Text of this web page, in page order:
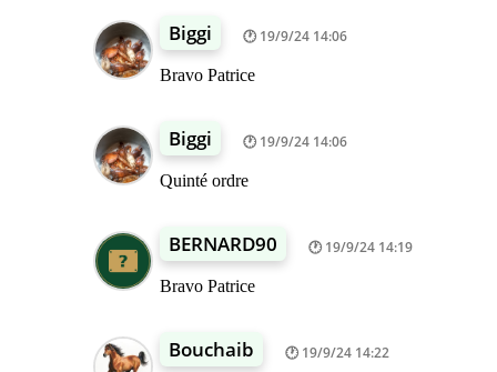
Biggi 19/9/24 14:06
Bravo Patrice
Biggi 19/9/24 14:06
Quinté ordre
BERNARD90 19/9/24 14:19
Bravo Patrice
Bouchaib 19/9/24 14:22